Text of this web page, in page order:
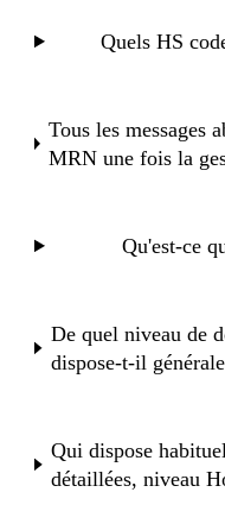
Quels HS
Tous les messages
MRN une fois la
Qu'est-ce
De quel niveau de
dispose-t-il
Qui dispose
détaillées, niveau